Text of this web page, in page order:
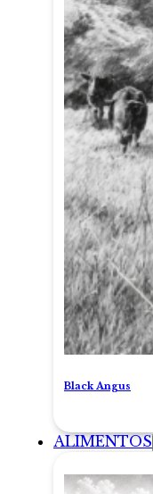
Black Angus
ALIMENTOS